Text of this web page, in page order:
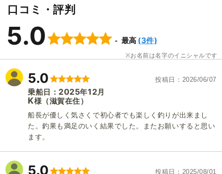
口コミ・評判
5.0 最高 (3件)
お名前は名字のイニシャルです
5.0 投稿日 2026/06/07
乗船日： 2025年12月
K様 （滋賀在住）
船長が優しく気さくで初心者でも楽しく釣りが出来まし
た。釣果も満足のいく結果でした。またお願いすると思い
ます。
5.0 投稿日 2025/08/01